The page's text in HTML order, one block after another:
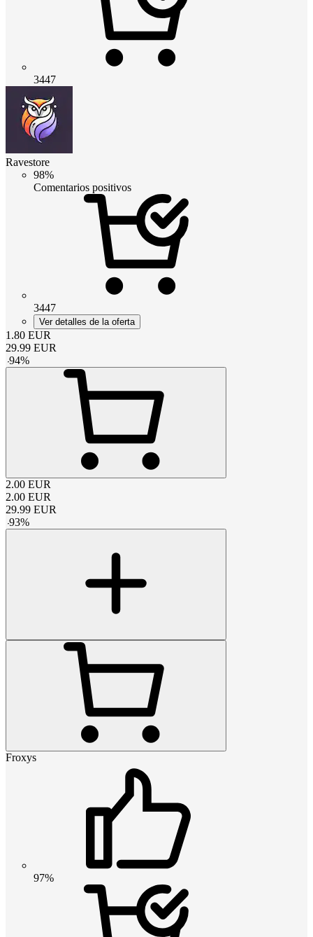
3447
Ravestore
98%
Comentarios positivos
3447
Ver detalles de la oferta
1.80 EUR
29.99 EUR
-94%
2.00 EUR
2.00 EUR
29.99 EUR
-93%
Froxys
97%